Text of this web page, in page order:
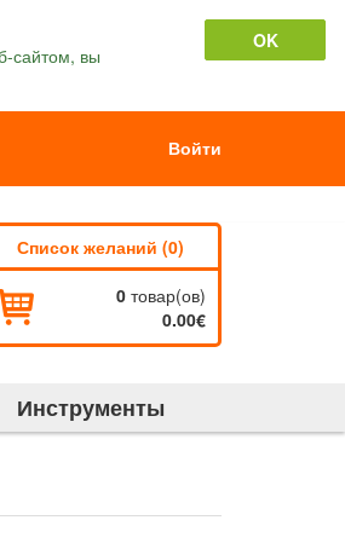
OK
сайтом, вы
Войти
Список желаний (0)
0 товар(ов)
0.00€
Инструменты